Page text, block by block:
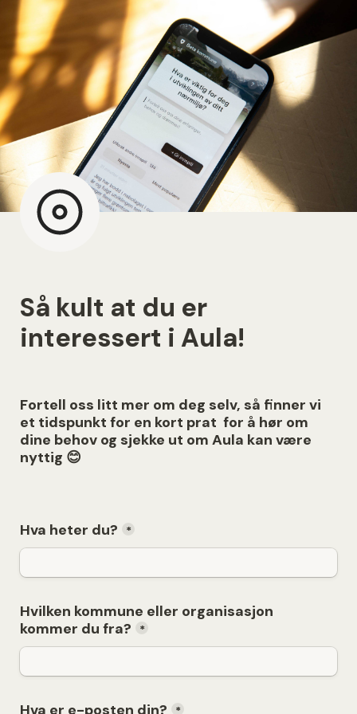
Så kult at du er
interessert i Aula!
Fortell oss litt mer om deg selv, så finner vi
et tidspunkt for en kort prat  for å hør om
dine behov og sjekke ut om Aula kan være
nyttig 😊
Hva heter du? *
Hvilken kommune eller organisasjon
kommer du fra?
*
Hva er e-posten din? *